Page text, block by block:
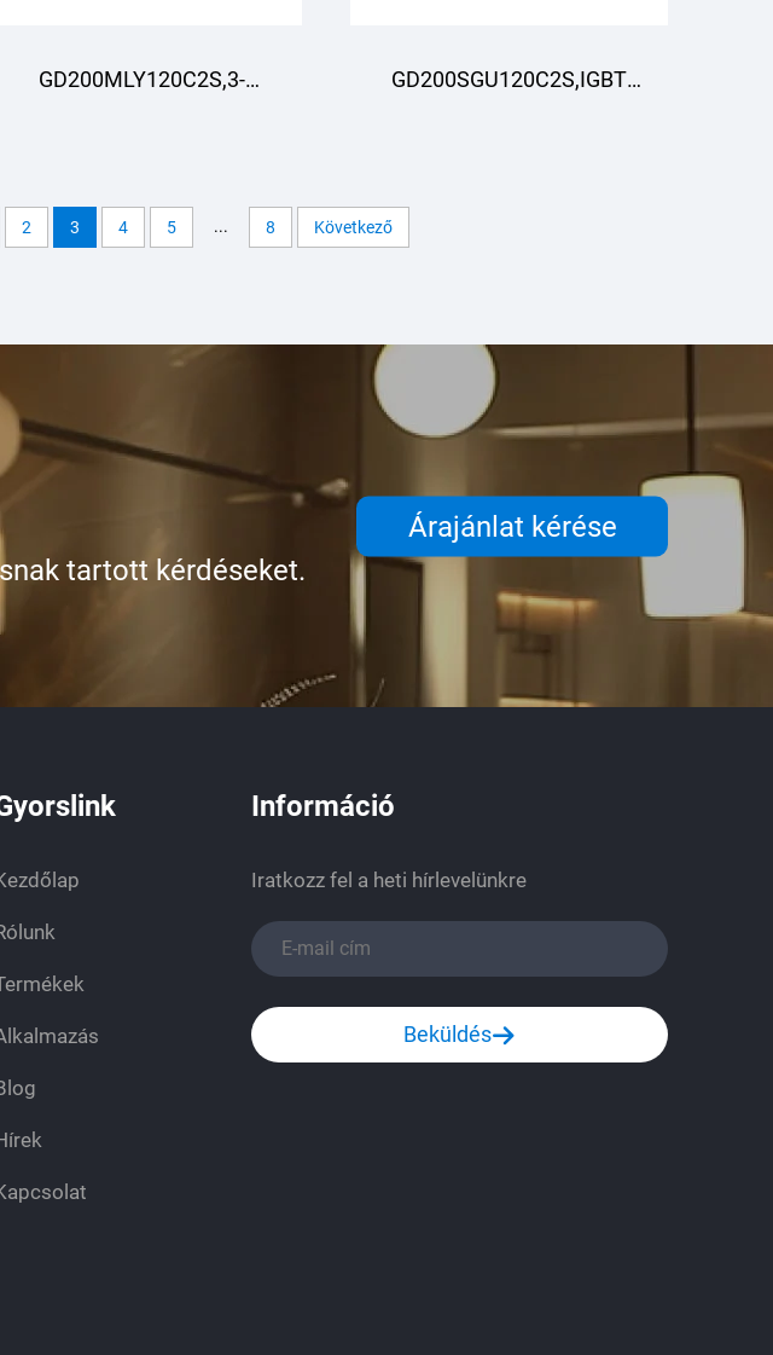
GD200MLY120C2S,3-
Modul,STARPOWER
GD200SGU120C2S,IGBT
2 3 4 5 ... 8 Következő
tartott kérdéseket.
Árajánlat kérése
Információ
Iratkozz fel a heti hírlevelünkre
Beküldés